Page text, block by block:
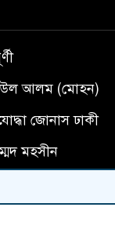
আলম (মোহন)
জোনাস ঢাকী
মহসীন